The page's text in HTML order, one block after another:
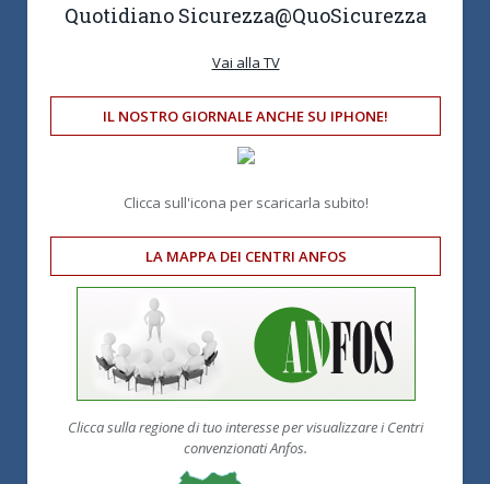
Quotidiano Sicurezza@QuoSicurezza
Vai alla TV
IL NOSTRO GIORNALE ANCHE SU IPHONE!
Clicca sull'icona per scaricarla subito!
LA MAPPA DEI CENTRI ANFOS
Clicca sulla regione di tuo interesse per visualizzare i Centri
convenzionati Anfos.